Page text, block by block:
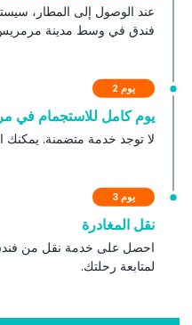
الشروط والأحكام
ملاحظات هامة
عند الوصول إلى المطار،
فندق في وسط مدينة
يوم 2
يوم كامل للاستجمام في
لا توجد خدمة متضمنة.
يوم 3
نقل المغادرة
احصل على خدمة نقل من
لمتابعة رحلتك.